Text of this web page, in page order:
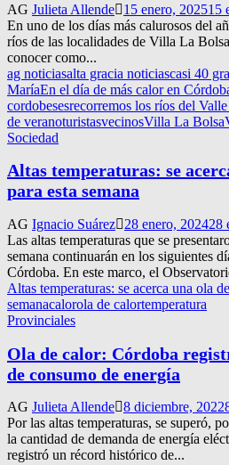
AG Julieta Allende 15 enero, 202515
En uno de los días más calurosos del
ríos de las localidades de Villa La
conocer como...
ag noticiasalta gracia noticiascasi 40
MaríaEn el día de más calor en
cordobesesrecorremos los ríos del Valle
de veranoturistasvecinosVilla La Bolsa
Sociedad
Altas temperaturas: se
para esta semana
AG Ignacio Suárez 28 enero, 202428
Las altas temperaturas que se
semana continuarán en los siguientes
Córdoba. En este marco, el
Altas temperaturas: se acerca una ola
semanacalorola de calortemperatura
Provinciales
Ola de calor: Córdoba
de consumo de energía
AG Julieta Allende 8 diciembre, 2022
Por las altas temperaturas, se superó,
la cantidad de demanda de energía
registró un récord histórico de...